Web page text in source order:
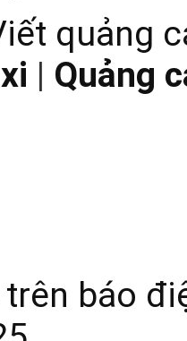
quảng
| Quảng
báo